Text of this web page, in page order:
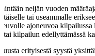
neljän vuoden
tai useammalle
ajoneuvoa kilpailussa
tai kilpailun edellyttämässä
erityisestä syystä